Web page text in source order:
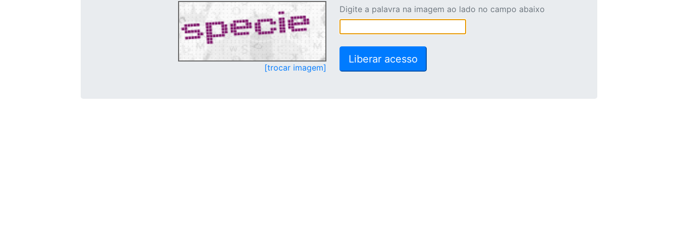
[trocar imagem]
Digite a palavra na imagem ao lado no campo abaixo